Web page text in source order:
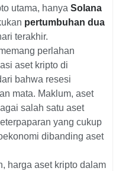
utama, hanya Solana
pertumbuhan dua
terakhir.
perlahan
aset kripto di
bahwa resesi
mata. Maklum, aset
salah satu aset
yang cukup
dibanding aset
harga aset kripto dalam